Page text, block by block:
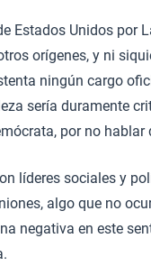
Estados Unidos
orígenes, y ni
ningún cargo
sería duramente
por no
líderes sociales y
algo que no
negativa en este